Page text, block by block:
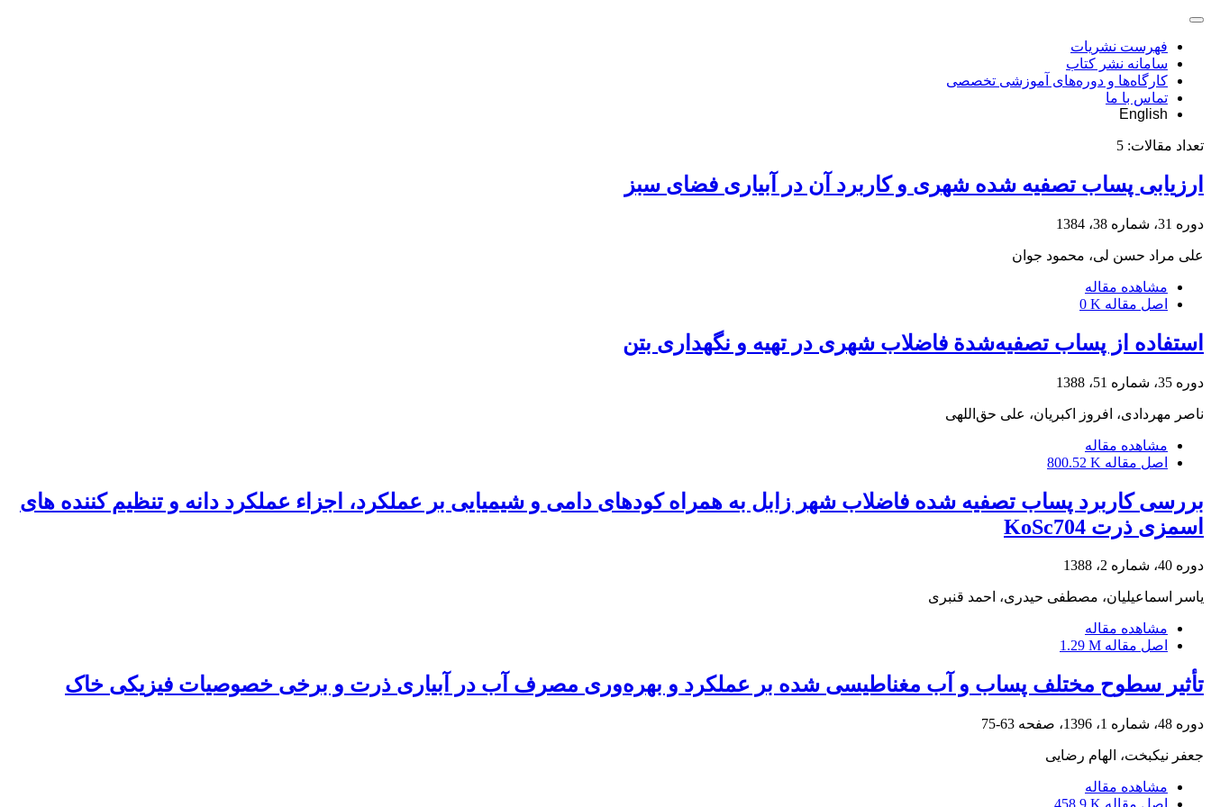
فهرست نشریات
سامانه نشر کتاب
کارگاه‌ها و دوره‌های آموزشی تخصصی
تماس با ما
English
تعداد مقالات: 5
ارزیابی پساب تصفیه شده شهری و کاربرد آن در آبیاری فضای سبز
دوره 31، شماره 38، 1384
علی مراد حسن لی، محمود جوان
مشاهده مقاله
اصل مقاله 0 K
استفاده از پساب تصفیه‌شدة فاضلاب شهری در تهیه و نگهداری بتن
دوره 35، شماره 51، 1388
ناصر مهردادی، افروز اکبریان، علی حق‌اللهی
مشاهده مقاله
اصل مقاله 800.52 K
بررسی کاربرد پساب تصفیه شده فاضلاب شهر زابل به همراه کودهای دامی و شیمیایی بر عملکرد، اجزاء عملکرد دانه و تنظیم کننده های
اسمزی ذرت KoSc704
دوره 40، شماره 2، 1388
یاسر اسماعیلیان، مصطفی حیدری، احمد قنبری
مشاهده مقاله
اصل مقاله 1.29 M
تأثیر سطوح مختلف پساب و آب مغناطیسی شده بر عملکرد و بهره‌وری مصرف آب در آبیاری ذرت و برخی خصوصیات فیزیکی خاک
دوره 48، شماره 1، 1396، صفحه 63-75
جعفر نیکبخت، الهام رضایی
مشاهده مقاله